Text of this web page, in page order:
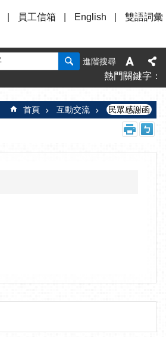
員工信箱 English 雙語詞彙
進階搜尋
熱門關鍵字
首頁 互動交流 民眾感謝函